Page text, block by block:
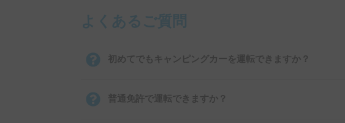
よくあるご質問
初めてでもキャンピングカーを運転できますか？
普通免許で運転できますか？